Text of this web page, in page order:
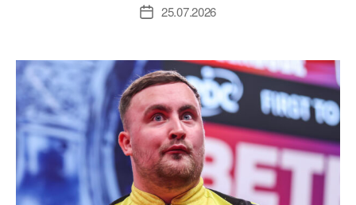
Veröffentlichungsdatum
25.07.2026